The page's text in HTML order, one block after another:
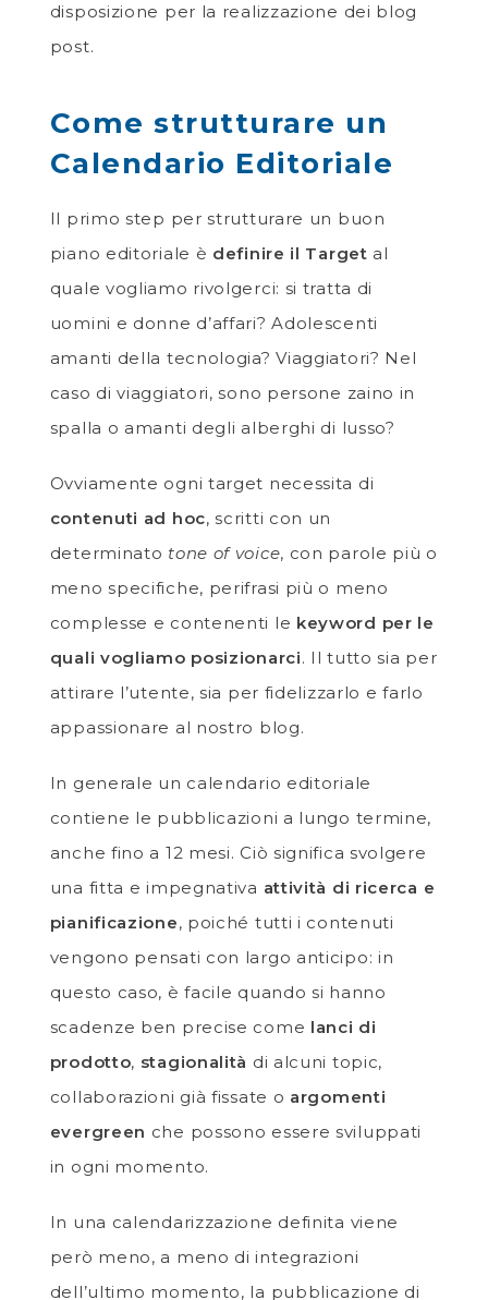
disposizione per la realizzazione dei blog
post.
Come strutturare un
Calendario Editoriale
Il primo step per strutturare un buon
piano editoriale è definire il Target al
quale vogliamo rivolgerci: si tratta di
uomini e donne d’affari? Adolescenti
amanti della tecnologia? Viaggiatori? Nel
caso di viaggiatori, sono persone zaino in
spalla o amanti degli alberghi di lusso?
Ovviamente ogni target necessita di
contenuti ad hoc, scritti con un
determinato tone of voice, con parole più o
meno specifiche, perifrasi più o meno
complesse e contenenti le keyword per le
quali vogliamo posizionarci. Il tutto sia per
attirare l’utente, sia per fidelizzarlo e farlo
appassionare al nostro blog.
In generale un calendario editoriale
contiene le pubblicazioni a lungo termine,
anche fino a 12 mesi. Ciò significa svolgere
una fitta e impegnativa attività di ricerca e
pianificazione, poiché tutti i contenuti
vengono pensati con largo anticipo: in
questo caso, è facile quando si hanno
scadenze ben precise come lanci di
prodotto, stagionalità di alcuni topic,
collaborazioni già fissate o argomenti
evergreen che possono essere sviluppati
in ogni momento.
In una calendarizzazione definita viene
però meno, a meno di integrazioni
dell’ultimo momento, la pubblicazione di